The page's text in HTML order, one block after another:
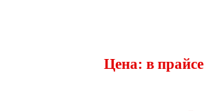
Цена: в прайсе